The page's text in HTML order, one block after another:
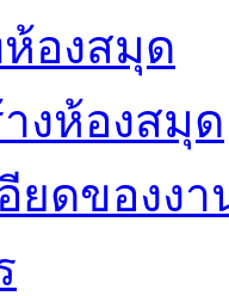
องสมุด
งห้องสมุด
ยดของง